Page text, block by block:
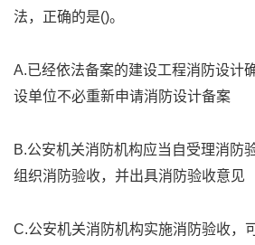
法，正确的是()。
A.已经依法备案的建设工程消防设计
设单位不必重新申请消防设计备案
B.公安机关消防机构应当自受理消防
组织消防验收，并出具消防验收意见
C.公安机关消防机构实施消防验收，